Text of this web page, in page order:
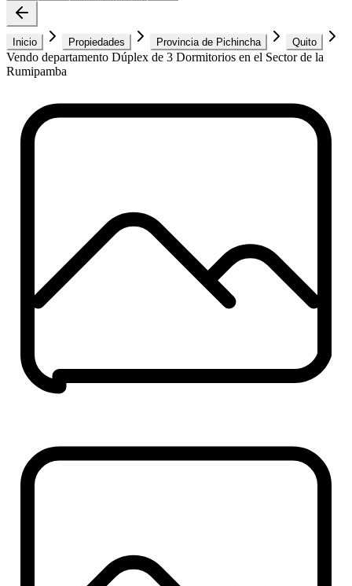
Inicio Propiedades Provincia de Pichincha Quito
Vendo departamento Dúplex de 3 Dormitorios en el Sector de la
Rumipamba